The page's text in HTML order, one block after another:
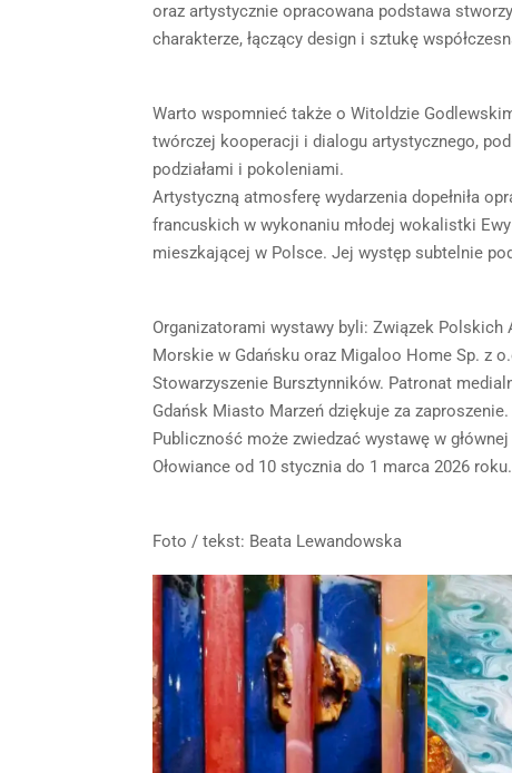
oraz artystycznie opracowana podstawa
charakterze, łączący design i sztukę
Warto wspomnieć także o Witoldzie
twórczej kooperacji i dialogu artystycznego,
podziałami i pokoleniami.
Artystyczną atmosferę wydarzenia dopełniła
francuskich w wykonaniu młodej wokalistki
mieszkającej w Polsce. Jej występ subtelnie
Organizatorami wystawy byli: Związek
Morskie w Gdańsku oraz Migaloo Home Sp. z
Stowarzyszenie Bursztynników. Patronat
Gdańsk Miasto Marzeń dziękuje za zaproszenie.
Publiczność może zwiedzać wystawę w
Ołowiance od 10 stycznia do 1 marca 2026 roku.
Foto / tekst: Beata Lewandowska